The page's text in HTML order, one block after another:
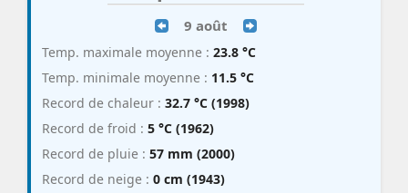
9 août
Temp. maximale moyenne : 23.8 °C
Temp. minimale moyenne : 11.5 °C
Record de chaleur : 32.7 °C (1998)
Record de froid : 5 °C (1962)
Record de pluie : 57 mm (2000)
Record de neige : 0 cm (1943)